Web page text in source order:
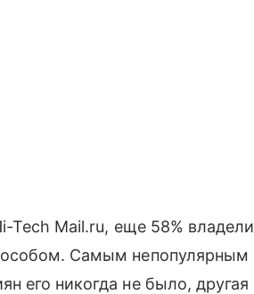
Tech Mail.ru, еще 58% владели
Самым непопулярным
его никогда не было, другая